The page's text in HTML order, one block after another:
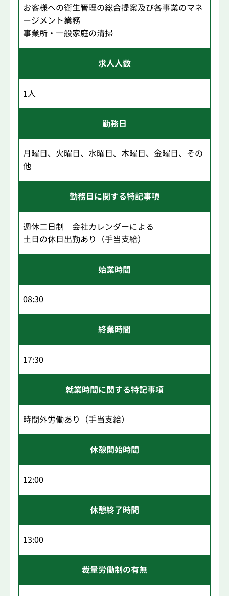
お客様への衛生管理の総合提案及び各事業のマネ
ージメント業務
事業所・一般家庭の清掃
求人人数
1人
勤務日
月曜日、火曜日、水曜日、木曜日、金曜日、その
他
勤務日に関する特記事項
週休二日制 会社カレンダーによる
土日の休日出勤あり（手当支給）
始業時間
08:30
終業時間
17:30
就業時間に関する特記事項
時間外労働あり（手当支給）
休憩開始時間
12:00
休憩終了時間
13:00
裁量労働制の有無